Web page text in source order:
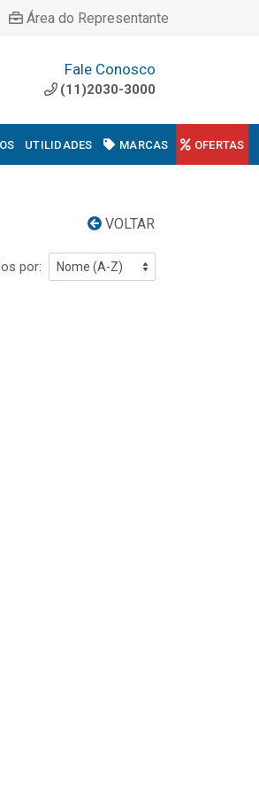
Área do Representante
Fale Conosco
(11)2030-3000
UTILIDADES MARCAS OFERTAS
VOLTAR
por: